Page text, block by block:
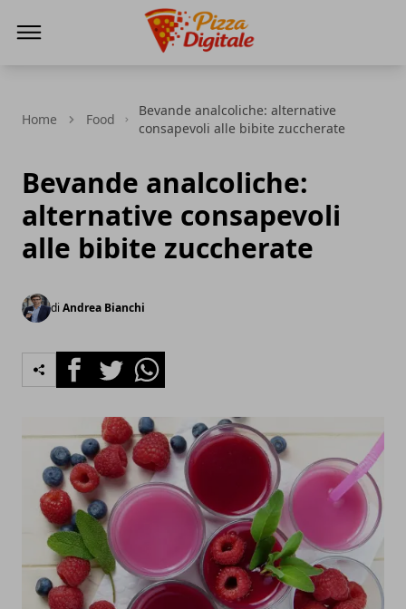
Home Food
Bevande analcoliche: alternative
consapevoli alle bibite zuccherate
Bevande analcoliche:
alternative consapevoli
alle bibite zuccherate
di Andrea Bianchi
FacebookTwitterWhatsapp